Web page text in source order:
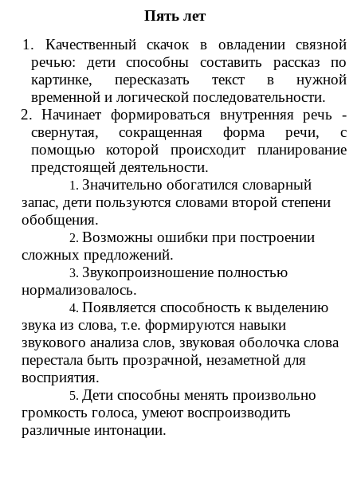
Пять лет
1. Качественный скачок в овладении связной
речью: дети способны составить рассказ по
картинке, пересказать текст в нужной
временной и логической последовательности.
2. Начинает формироваться внутренняя речь -
свернутая, сокращенная форма речи, с
помощью которой происходит планирование
предстоящей деятельности.
Значительно обогатился словарный
запас, дети пользуются словами второй степени
обобщения.
Возможны ошибки при построении
сложных предложений.
Звукопроизношение полностью
нормализовалось.
Появляется способность к выделению
звука из слова, т.е. формируются навыки
звукового анализа слов, звуковая оболочка слова
перестала быть прозрачной, незаметной для
восприятия.
Дети способны менять произвольно
громкость голоса, умеют воспроизводить
различные интонации.